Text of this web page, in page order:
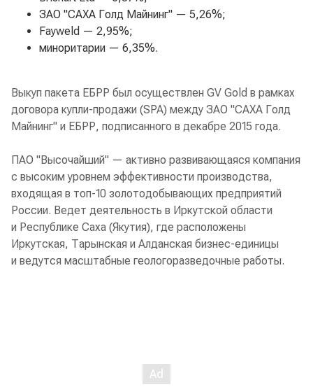
ЗАО "САХА Голд Майнинг" — 5,26%;
Fayweld — 2,95%;
миноритарии — 6,35%.
Выкуп пакета ЕБРР был осуществлен GV Gold в рамках
договора купли-продажи (SPA) между ЗАО "САХА Голд
Майнинг" и ЕБРР, подписанного в декабре 2015 года.
ПАО "Высочайший" — активно развивающаяся компания
с высоким уровнем эффективности производства,
входящая в топ-10 золотодобывающих предприятий
России. Ведет деятельность в Иркутской области
и Республике Саха (Якутия), где расположены
Иркутская, Тарынская и Алданская бизнес-единицы
и ведутся масштабные геологоразведочные работы.